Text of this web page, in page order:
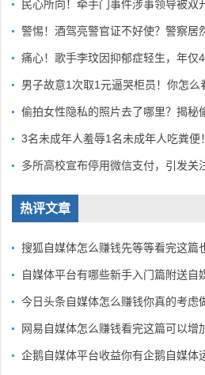
民心所向！牵手门事件涉事领导被双
警惕！酒驾亮警官证不好使？警察居
痛心！歌手李玟因抑郁症轻生，年仅
男子故意1次取1元逼哭柜员！你怎么
偷拍女性隐私的照片去了哪里？揭秘
3名未成年人羞辱1名未成年人吃粪便
多所高校宣布停用微信支付，引发关
热评文章
搜狐自媒体怎么赚钱先等等看完这篇
自媒体平台有哪些新手入门篇附送自
今日头条自媒体怎么赚钱你真的考虑
网易自媒体怎么赚钱看完这篇可以增
企鹅自媒体平台收益你有企鹅自媒体